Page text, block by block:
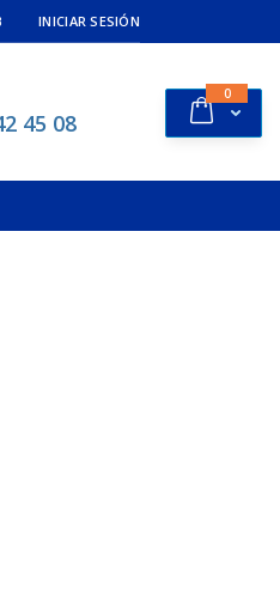
INICIAR SESIÓN
Cart
0ítems
45 08